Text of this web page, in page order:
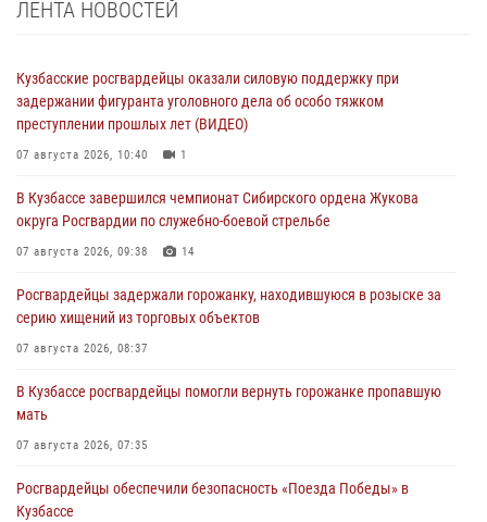
ЛЕНТА НОВОСТЕЙ
Кузбасские росгвардейцы оказали силовую поддержку при
задержании фигуранта уголовного дела об особо тяжком
преступлении прошлых лет (ВИДЕО)
07 августа 2026, 10:40 1
В Кузбассе завершился чемпионат Сибирского ордена Жукова
округа Росгвардии по служебно-боевой стрельбе
07 августа 2026, 09:38 14
Росгвардейцы задержали горожанку, находившуюся в розыске за
серию хищений из торговых объектов
07 августа 2026, 08:37
В Кузбассе росгвардейцы помогли вернуть горожанке пропавшую
мать
07 августа 2026, 07:35
Росгвардейцы обеспечили безопасность «Поезда Победы» в
Кузбассе